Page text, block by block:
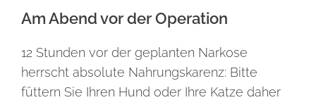
Am Abend vor der Operation
12 Stunden vor der geplanten Narkose
herrscht absolute Nahrungskarenz: Bitte
füttern Sie Ihren Hund oder Ihre Katze daher